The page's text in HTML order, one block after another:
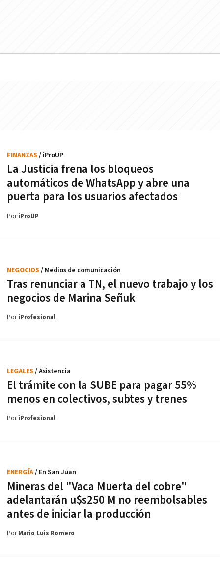
La Justicia frena los bloqueos
automáticos de WhatsApp y abre una
puerta para los usuarios afectados
FINANZAS / iProUP
PoriProUP
Tras renunciar a TN, el nuevo trabajo y los
negocios de Marina Señuk
NEGOCIOS / Medios de comunicación
PoriProfesional
El trámite con la SUBE para pagar 55%
menos en colectivos, subtes y trenes
LEGALES / Asistencia
PoriProfesional
Mineras del "Vaca Muerta del cobre"
adelantarán u$s250 M no reembolsables
antes de iniciar la producción
ENERGÍA/ En San Juan
PorMario Luis Romero